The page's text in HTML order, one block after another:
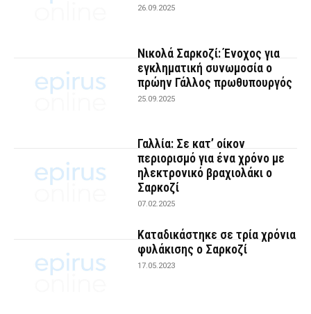
26.09.2025
Νικολά Σαρκοζί: Ένοχος για
εγκληματική συνωμοσία ο
πρώην Γάλλος πρωθυπουργός
25.09.2025
Γαλλία: Σε κατ’ οίκον
περιορισμό για ένα χρόνο με
ηλεκτρονικό βραχιολάκι ο
Σαρκοζί
07.02.2025
Καταδικάστηκε σε τρία χρόνια
φυλάκισης ο Σαρκοζί
17.05.2023